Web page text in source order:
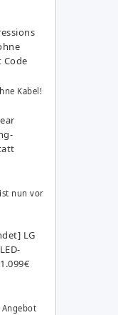
Code
Kabel!
nun vor
LG